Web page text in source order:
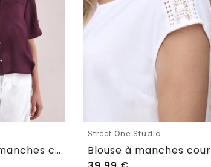
Chemisier à manches courtes à revers
Street One Studio